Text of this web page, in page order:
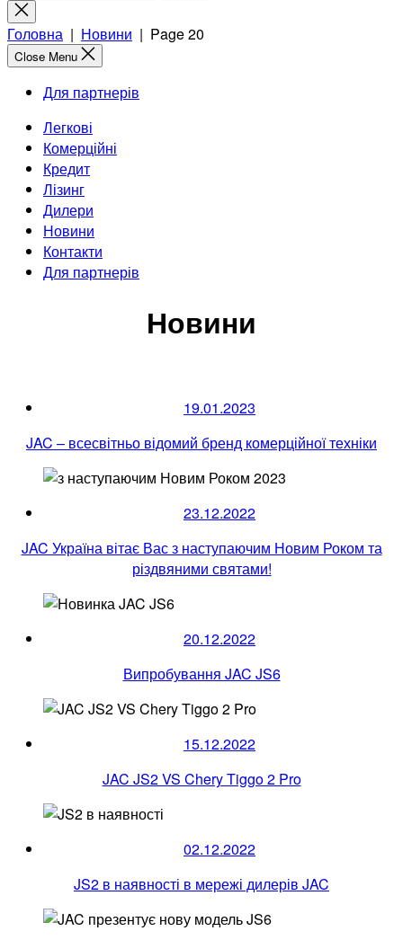
for:
Close
search
Головна | Новини | Page 20
Close Menu
Для партнерів
Легкові
Комерційні
Кредит
Лізинг
Дилери
Новини
Контакти
Для партнерів
Новини
19.01.2023
JAC – всесвітньо відомий бренд комерційної техніки
23.12.2022
JAC Україна вітає Вас з наступаючим Новим Роком та
різдвяними святами!
20.12.2022
Випробування JAC JS6
15.12.2022
JAC JS2 VS Chery Tiggo 2 Pro
02.12.2022
JS2 в наявності в мережі дилерів JAC